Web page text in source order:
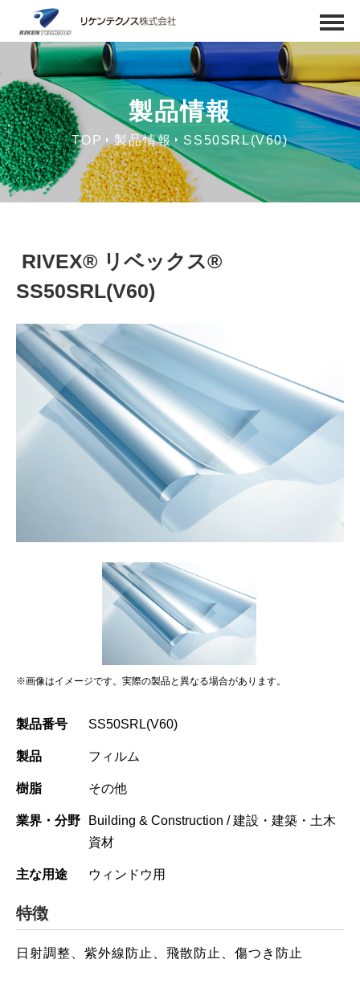
製品情報
TOP 製品情報 SS50SRL(V60)
RIVEX® リベックス®
SS50SRL(V60)
※画像はイメージです。実際の製品と異なる場合があります。
製品番号 SS50SRL(V60)
製品 フィルム
樹脂 その他
業界・分野
Building & Construction / 建設・建築・土木
資材
主な用途 ウィンドウ用
特徴
日射調整、紫外線防止、飛散防止、傷つき防止